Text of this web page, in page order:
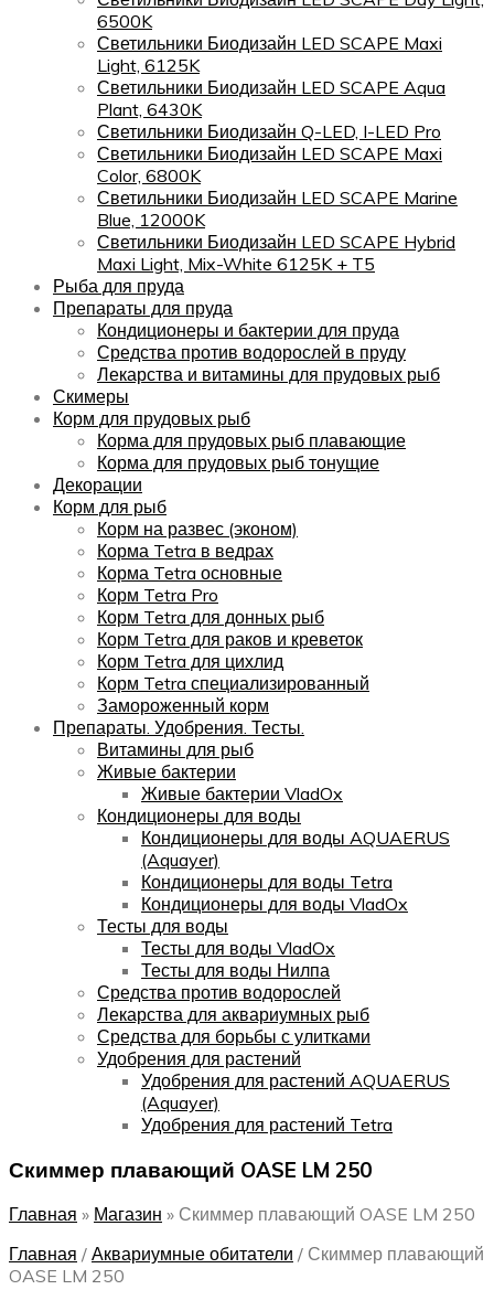
6500K
Светильники Биодизайн LED SCAPE Maxi
Light, 6125K
Светильники Биодизайн LED SCAPE Aqua
Plant, 6430K
Светильники Биодизайн Q-LED, I-LED Pro
Светильники Биодизайн LED SCAPE Maxi
Color, 6800K
Светильники Биодизайн LED SCAPE Marine
Blue, 12000K
Светильники Биодизайн LED SCAPE Hybrid
Maxi Light, Mix-White 6125K + T5
Рыба для пруда
Препараты для пруда
Кондиционеры и бактерии для пруда
Средства против водорослей в пруду
Лекарства и витамины для прудовых рыб
Скимеры
Корм для прудовых рыб
Корма для прудовых рыб плавающие
Корма для прудовых рыб тонущие
Декорации
Корм для рыб
Корм на развес (эконом)
Корма Tetra в ведрах
Корма Tetra основные
Корм Tetra Pro
Корм Tetra для донных рыб
Корм Tetra для раков и креветок
Корм Tetra для цихлид
Корм Tetra специализированный
Замороженный корм
Препараты. Удобрения. Тесты.
Витамины для рыб
Живые бактерии
Живые бактерии VladOx
Кондиционеры для воды
Кондиционеры для воды AQUAERUS
(Aquayer)
Кондиционеры для воды Tetra
Кондиционеры для воды VladOx
Тесты для воды
Тесты для воды VladOx
Тесты для воды Нилпа
Средства против водорослей
Лекарства для аквариумных рыб
Средства для борьбы с улитками
Удобрения для растений
Удобрения для растений AQUAERUS
(Aquayer)
Удобрения для растений Tetra
Скиммер плавающий OASE LM 250
Главная » Магазин » Скиммер плавающий OASE LM 250
Главная / Аквариумные обитатели / Скиммер плавающий
OASE LM 250